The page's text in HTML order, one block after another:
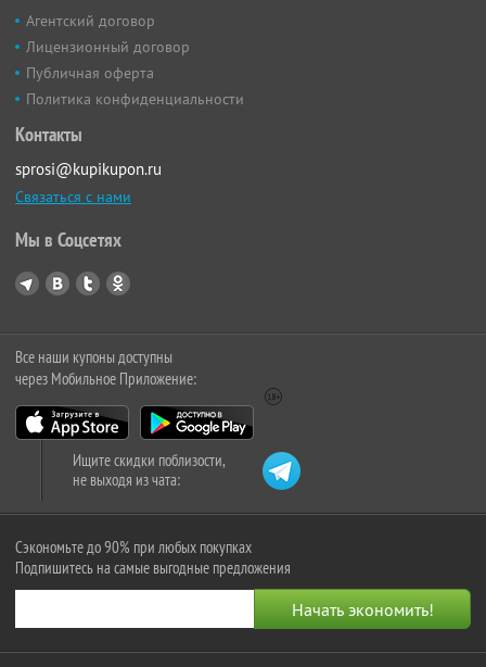
Агентский договор
Лицензионный договор
Публичная оферта
Политика конфиденциальности
Контакты
sprosi@kupikupon.ru
Связаться с нами
Мы в Соцсетях
Все наши купоны доступны
через Мобильное Приложение:
Ищите скидки поблизости,
не выходя из чата:
Сэкономьте до 90% при любых покупках
Подпишитесь на самые выгодные предложения